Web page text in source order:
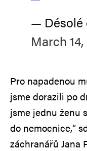
— Désolé
March
Pro napadenou
jsme dorazili po
jsme jednu ženu
do nemocnice,“
záchranářů Jana